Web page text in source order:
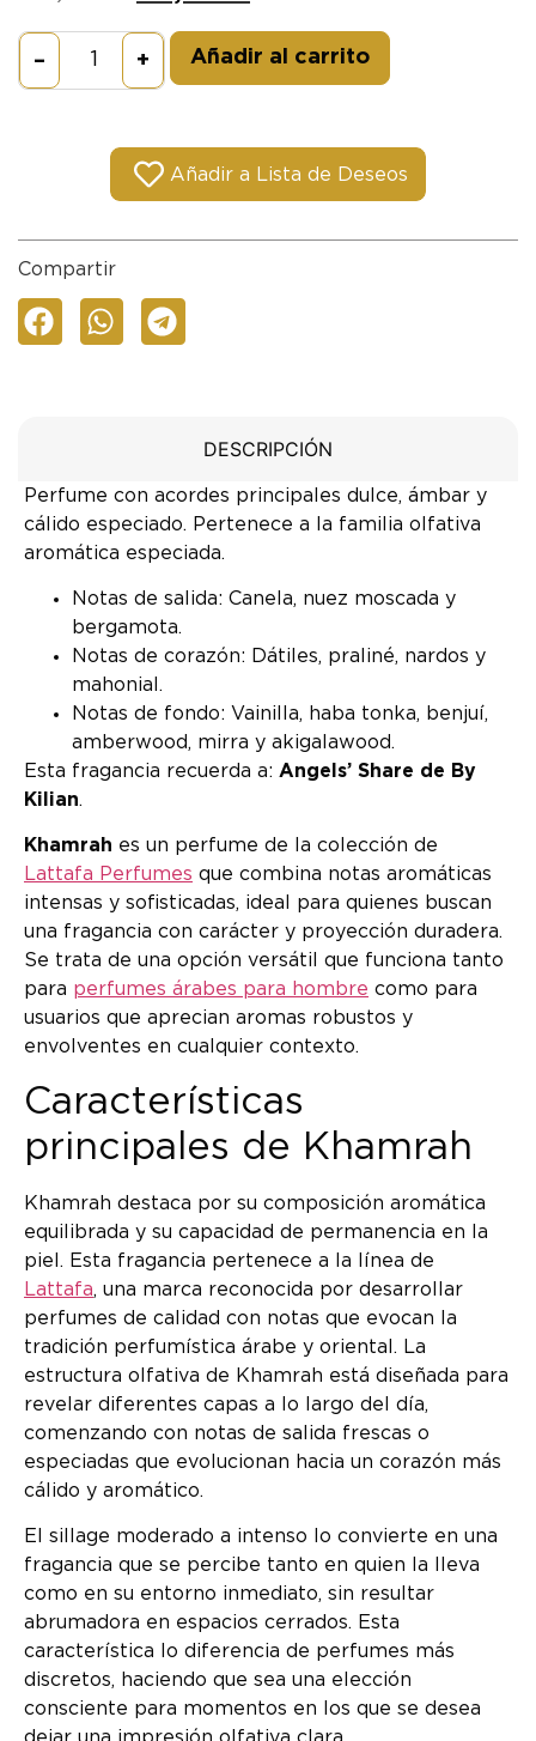
– + Añadir al carrito
Añadir a Lista de Deseos
Compartir
DESCRIPCIÓN
Perfume con acordes principales dulce, ámbar y
cálido especiado. Pertenece a la familia olfativa
aromática especiada.
Notas de salida: Canela, nuez moscada y
bergamota.
Notas de corazón: Dátiles, praliné, nardos y
mahonial.
Notas de fondo: Vainilla, haba tonka, benjuí,
amberwood, mirra y akigalawood.
Esta fragancia recuerda a: Angels’ Share de By
Kilian.
Khamrah es un perfume de la colección de
Lattafa Perfumes que combina notas aromáticas
intensas y sofisticadas, ideal para quienes buscan
una fragancia con carácter y proyección duradera.
Se trata de una opción versátil que funciona tanto
para perfumes árabes para hombre como para
usuarios que aprecian aromas robustos y
envolventes en cualquier contexto.
Características
principales de Khamrah
Khamrah destaca por su composición aromática
equilibrada y su capacidad de permanencia en la
piel. Esta fragancia pertenece a la línea de
Lattafa, una marca reconocida por desarrollar
perfumes de calidad con notas que evocan la
tradición perfumística árabe y oriental. La
estructura olfativa de Khamrah está diseñada para
revelar diferentes capas a lo largo del día,
comenzando con notas de salida frescas o
especiadas que evolucionan hacia un corazón más
cálido y aromático.
El sillage moderado a intenso lo convierte en una
fragancia que se percibe tanto en quien la lleva
como en su entorno inmediato, sin resultar
abrumadora en espacios cerrados. Esta
característica lo diferencia de perfumes más
discretos, haciendo que sea una elección
consciente para momentos en los que se desea